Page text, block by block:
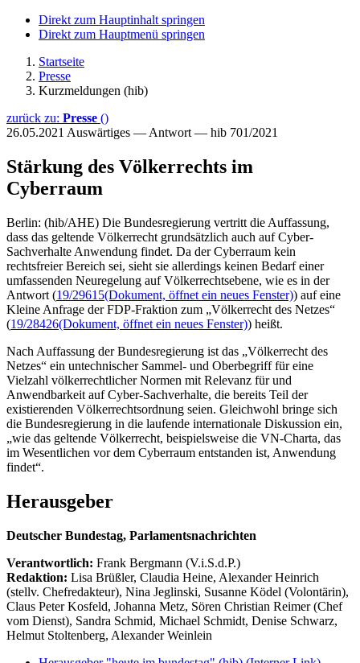
Direkt zum Hauptinhalt springen
Direkt zum Hauptmenü springen
Startseite
Presse
Kurzmeldungen (hib)
zurück zu: Presse ()
26.05.2021 Auswärtiges — Antwort — hib 701/2021
Stärkung des Völkerrechts im
Cyberraum
Berlin: (hib/AHE) Die Bundesregierung vertritt die Auffassung,
dass das geltende Völkerrecht grundsätzlich auch auf Cyber-
Sachverhalte Anwendung findet. Da der Cyberraum kein
rechtsfreier Bereich sei, sieht sie allerdings keinen Bedarf einer
umfassenden Neuregelung auf Völkerrechtsebene, wie es in der
Antwort (19/29615(Dokument, öffnet ein neues Fenster)) auf eine
Kleine Anfrage der FDP-Fraktion zum „Völkerrecht des Netzes“
(19/28426(Dokument, öffnet ein neues Fenster)) heißt.
Nach Auffassung der Bundesregierung ist das „Völkerrecht des
Netzes“ ein untechnischer Sammel- und Oberbegriff für eine
Vielzahl völkerrechtlicher Normen mit Relevanz für und
Anwendbarkeit auf Cyber-Sachverhalte, die bereits Teil der
existierenden Völkerrechtsordnung seien. Gleichwohl bringe sich
die Bundesregierung in die laufende internationale Diskussion ein,
„wie das geltende Völkerrecht, beispielsweise die VN-Charta, das
im Wesentlichen vor dem Cyberraum entstanden ist, Anwendung
findet“.
Herausgeber
Deutscher Bundestag, Parlamentsnachrichten
Verantwortlich: Frank Bergmann (V.i.S.d.P.)
Redaktion: Lisa Brüßler, Claudia Heine, Alexander Heinrich
(stellv. Chefredakteur), Nina Jeglinski, Susanne Ködel (Volontärin),
Claus Peter Kosfeld, Johanna Metz, Sören Christian Reimer (Chef
vom Dienst), Sandra Schmid, Michael Schmidt, Denise Schwarz,
Helmut Stoltenberg, Alexander Weinlein